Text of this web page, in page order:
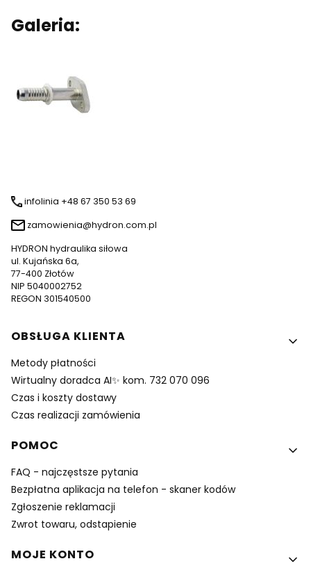
Galeria:
infolinia +48 67 350 53 69
zamowienia@hydron.com.pl
HYDRON hydraulika siłowa
ul. Kujańska 6a,
77-400 Złotów
NIP 5040002752
REGON 301540500
Linki w stopce
OBSŁUGA KLIENTA
Metody płatności
Wirtualny doradca AI✨ kom. 732 070 096
Czas i koszty dostawy
Czas realizacji zamówienia
POMOC
FAQ - najczęstsze pytania
Bezpłatna aplikacja na telefon - skaner kodów
Zgłoszenie reklamacji
Zwrot towaru, odstapienie
MOJE KONTO